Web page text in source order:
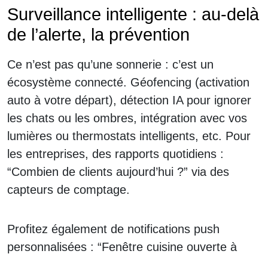
Surveillance intelligente : au-delà
de l’alerte, la prévention
Ce n’est pas qu’une sonnerie : c’est un
écosystème connecté. Géofencing (activation
auto à votre départ), détection IA pour ignorer
les chats ou les ombres, intégration avec vos
lumières ou thermostats intelligents, etc. Pour
les entreprises, des rapports quotidiens :
“Combien de clients aujourd’hui ?” via des
capteurs de comptage.
Profitez également de notifications push
personnalisées : “Fenêtre cuisine ouverte à